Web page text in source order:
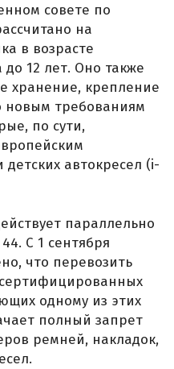
совете по
на
в возрасте
12 лет. Оно также
хранение, крепление
новым требованиям
по сути,
детских автокресел (i-
параллельно
С 1 сентября
что перевозить
одному из этих
полный запрет
ремней, накладок,